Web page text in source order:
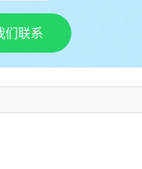
通了张姊妹的电话
饥似渴地读神的话
现并告诉了父亲。
们联系